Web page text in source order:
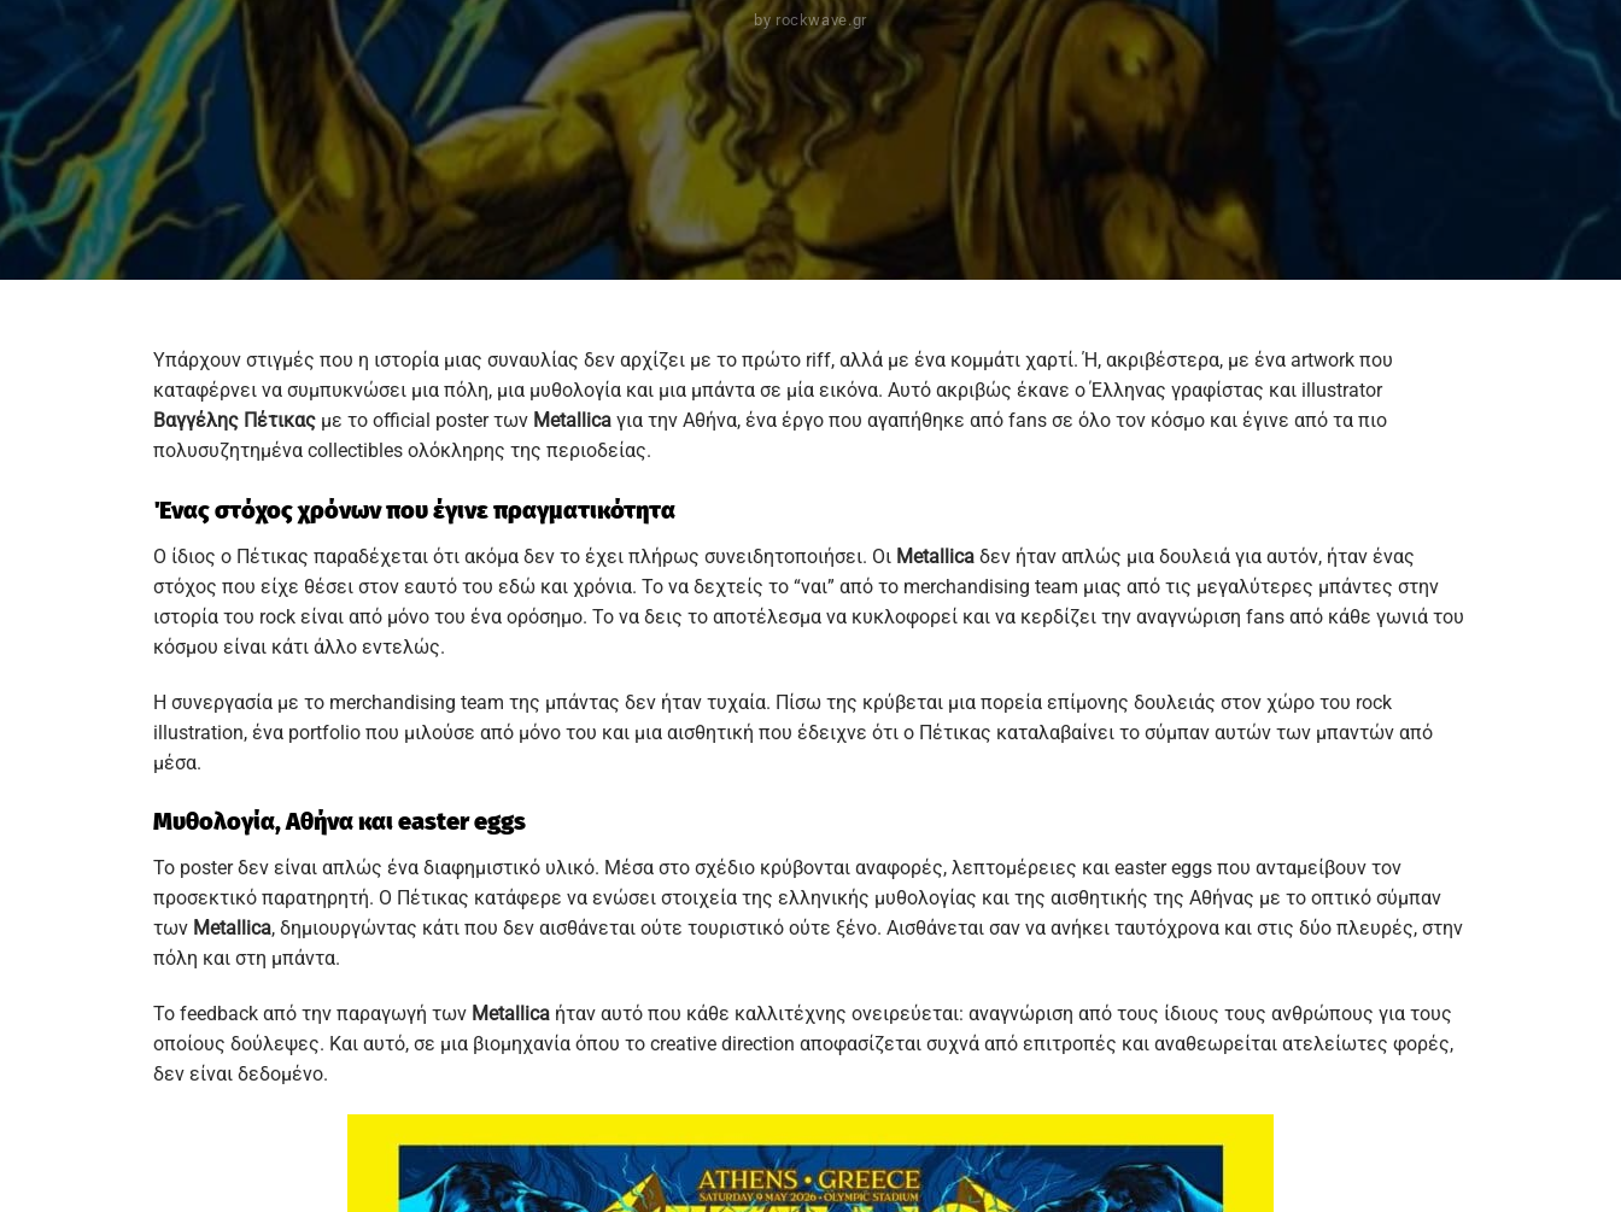
byrockwave.gr
Υπάρχουν στιγμές που η ιστορία μιας συναυλίας δεν αρχίζει με το πρώτο riff, αλλά με ένα κομμάτι χαρτί. Ή, ακριβέστερα, με ένα artwork που
καταφέρνει να συμπυκνώσει μια πόλη, μια μυθολογία και μια μπάντα σε μία εικόνα. Αυτό ακριβώς έκανε ο Έλληνας γραφίστας και illustrator
Βαγγέλης Πέτικας με το official poster των Metallica για την Αθήνα, ένα έργο που αγαπήθηκε από fans σε όλο τον κόσμο και έγινε από τα πιο
πολυσυζητημένα collectibles ολόκληρης της περιοδείας.
Ένας στόχος χρόνων που έγινε πραγματικότητα
Ο ίδιος ο Πέτικας παραδέχεται ότι ακόμα δεν το έχει πλήρως συνειδητοποιήσει. Οι Metallica δεν ήταν απλώς μια δουλειά για αυτόν, ήταν ένας
στόχος που είχε θέσει στον εαυτό του εδώ και χρόνια. Το να δεχτείς το “ναι” από το merchandising team μιας από τις μεγαλύτερες μπάντες στην
ιστορία του rock είναι από μόνο του ένα ορόσημο. Το να δεις το αποτέλεσμα να κυκλοφορεί και να κερδίζει την αναγνώριση fans από κάθε γωνιά του
κόσμου είναι κάτι άλλο εντελώς.
Η συνεργασία με το merchandising team της μπάντας δεν ήταν τυχαία. Πίσω της κρύβεται μια πορεία επίμονης δουλειάς στον χώρο του rock
illustration, ένα portfolio που μιλούσε από μόνο του και μια αισθητική που έδειχνε ότι ο Πέτικας καταλαβαίνει το σύμπαν αυτών των μπαντών από
μέσα.
Μυθολογία, Αθήνα και easter eggs
Το poster δεν είναι απλώς ένα διαφημιστικό υλικό. Μέσα στο σχέδιο κρύβονται αναφορές, λεπτομέρειες και easter eggs που ανταμείβουν τον
προσεκτικό παρατηρητή. Ο Πέτικας κατάφερε να ενώσει στοιχεία της ελληνικής μυθολογίας και της αισθητικής της Αθήνας με το οπτικό σύμπαν
των Metallica, δημιουργώντας κάτι που δεν αισθάνεται ούτε τουριστικό ούτε ξένο. Αισθάνεται σαν να ανήκει ταυτόχρονα και στις δύο πλευρές, στην
πόλη και στη μπάντα.
Το feedback από την παραγωγή των Metallica ήταν αυτό που κάθε καλλιτέχνης ονειρεύεται: αναγνώριση από τους ίδιους τους ανθρώπους για τους
οποίους δούλεψες. Και αυτό, σε μια βιομηχανία όπου το creative direction αποφασίζεται συχνά από επιτροπές και αναθεωρείται ατελείωτες φορές,
δεν είναι δεδομένο.